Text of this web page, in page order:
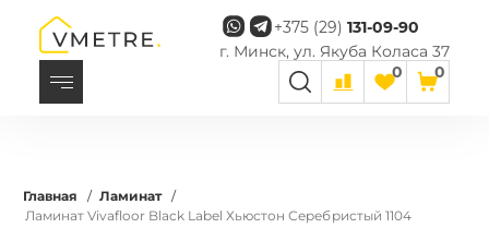
+375 (29) 131-09-90
г. Минск, ул. Якуба Коласа 37
0
0
Главная / Ламинат /
Ламинат Vivafloor Black Label Хьюстон Серебристый 1104